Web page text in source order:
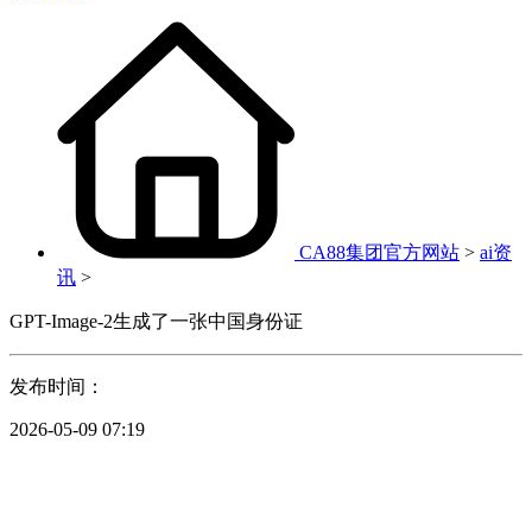
CA88集团官方网站 > ai资
讯 >
GPT-Image-2生成了一张中国身份证
发布时间：
2026-05-09 07:19